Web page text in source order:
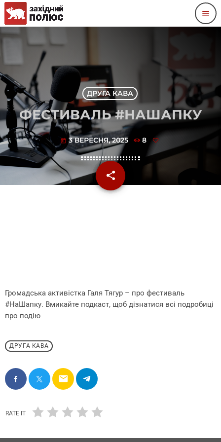
menu
ДРУГА КАВА
ФЕСТИВАЛЬ #НАШАПКУ
today 3 ВЕРЕСНЯ, 2025 8
share
email
Громадська активістка Галя Тягур – про фестиваль
#НаШапку. Вмикайте подкаст, щоб дізнатися всі подробиці
про подію
ДРУГА КАВА
email
RATE IT